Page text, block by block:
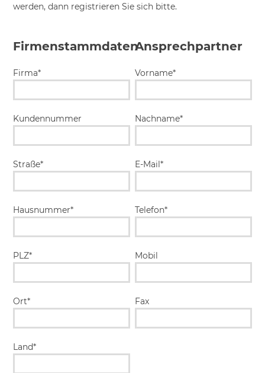
werden, dann registrieren Sie sich bitte.
Firmenstammdaten
Firma*
Kundennummer
Straße*
Hausnummer*
PLZ*
Ort*
Land*
Ansprechpartner
Vorname*
Nachname*
E-Mail*
Telefon*
Mobil
Fax